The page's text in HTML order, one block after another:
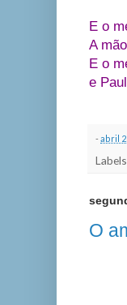
E o
A
E o
e
-abril
O